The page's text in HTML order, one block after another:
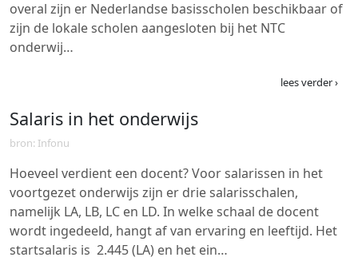
overal zijn er Nederlandse basisscholen beschikbaar of
zijn de lokale scholen aangesloten bij het NTC
onderwij…
lees verder ›
Salaris in het onderwijs
bron: Infonu
Hoeveel verdient een docent? Voor salarissen in het
voortgezet onderwijs zijn er drie salarisschalen,
namelijk LA, LB, LC en LD. In welke schaal de docent
wordt ingedeeld, hangt af van ervaring en leeftijd. Het
startsalaris is  2.445 (LA) en het ein…